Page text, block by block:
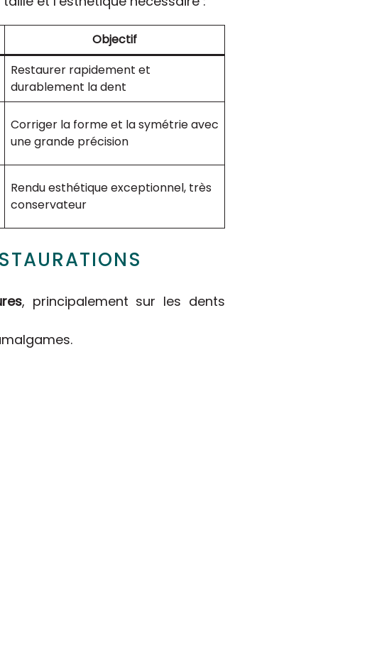
Objectif
Restaurer rapidement et
durablement la dent
Corriger la forme et la symétrie avec
une grande précision
Rendu esthétique exceptionnel, très
conservateur
, principalement sur les dents